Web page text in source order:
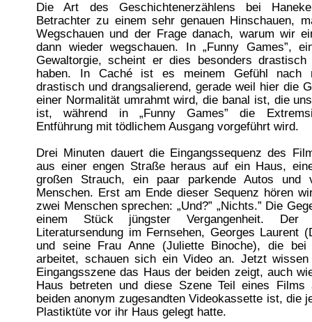
Die Art des Geschichtenerzählens bei
Betrachter zu einem sehr genauen Hinschauen,
Wegschauen und der Frage danach, warum wir
dann wieder wegschauen. In „Funny Games”,
Gewaltorgie, scheint er dies besonders drastisch
haben. In Caché ist es meinem Gefühl nach
drastisch und drangsalierend, gerade weil hier die
einer Normalität umrahmt wird, die banal ist, die
ist, während in „Funny Games” die
Entführung mit tödlichem Ausgang vorgeführt wird.
Drei Minuten dauert die Eingangssequenz des
aus einer engen Straße heraus auf ein Haus,
großen Strauch, ein paar parkende Autos und
Menschen. Erst am Ende dieser Sequenz hören
zwei Menschen sprechen: „Und?” „Nichts.” Die
einem Stück jüngster Vergangenheit. Der
Literatursendung im Fernsehen, Georges Laurent
und seine Frau Anne (Juliette Binoche), die bei
arbeitet, schauen sich ein Video an. Jetzt
Eingangsszene das Haus der beiden zeigt, auch
Haus betreten und diese Szene Teil eines Films
beiden anonym zugesandten Videokassette ist, die
Plastiktüte vor ihr Haus gelegt hatte.